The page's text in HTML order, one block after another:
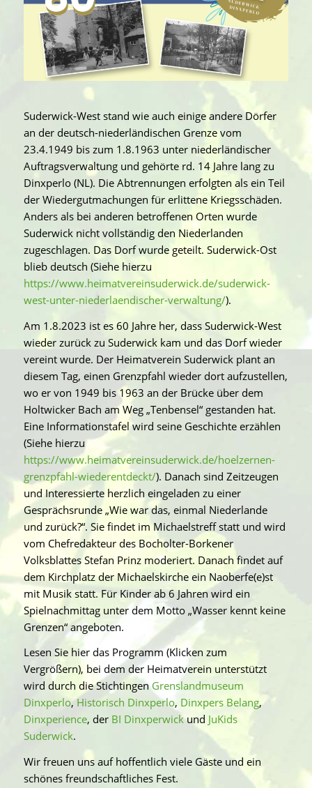
Suderwick-West stand wie auch einige andere Dörfer
an der deutsch-niederländischen Grenze vom
23.4.1949 bis zum 1.8.1963 unter niederländischer
Auftragsverwaltung und gehörte rd. 14 Jahre lang zu
Dinxperlo (NL). Die Abtrennungen erfolgten als ein Teil
der Wiedergutmachungen für erlittene Kriegsschäden.
Anders als bei anderen betroffenen Orten wurde
Suderwick nicht vollständig den Niederlanden
zugeschlagen. Das Dorf wurde geteilt. Suderwick-Ost
blieb deutsch (Siehe hierzu
https://www.heimatvereinsuderwick.de/suderwick-
west-unter-niederlaendischer-verwaltung/).
Am 1.8.2023 ist es 60 Jahre her, dass Suderwick-West
wieder zurück zu Suderwick kam und das Dorf wieder
vereint wurde. Der Heimatverein Suderwick plant an
diesem Tag, einen Grenzpfahl wieder dort aufzustellen,
wo er von 1949 bis 1963 an der Brücke über dem
Holtwicker Bach am Weg „Tenbensel“ gestanden hat.
Eine Informationstafel wird seine Geschichte erzählen
(Siehe hierzu
https://www.heimatvereinsuderwick.de/hoelzernen-
grenzpfahl-wiederentdeckt/). Danach sind Zeitzeugen
und Interessierte herzlich eingeladen zu einer
Gesprächsrunde „Wie war das, einmal Niederlande
und zurück?“. Sie findet im Michaelstreff statt und wird
vom Chefredakteur des Bocholter-Borkener
Volksblattes Stefan Prinz moderiert. Danach findet auf
dem Kirchplatz der Michaelskirche ein Naoberfe(e)st
mit Musik statt. Für Kinder ab 6 Jahren wird ein
Spielnachmittag unter dem Motto „Wasser kennt keine
Grenzen“ angeboten.
Lesen Sie hier das Programm (Klicken zum
Vergrößern), bei dem der Heimatverein unterstützt
wird durch die StichtingenGrenslandmuseum
Dinxperlo,Historisch Dinxperlo, Dinxpers Belang,
Dinxperience, der BI Dinxperwickund JuKids
Suderwick.
Wir freuen uns auf hoffentlich viele Gäste und ein
schönes freundschaftliches Fest.